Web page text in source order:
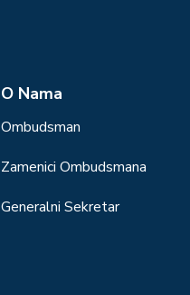
О Nama
Ombudsman
Zamenici Ombudsmana
Generalni Sekretar